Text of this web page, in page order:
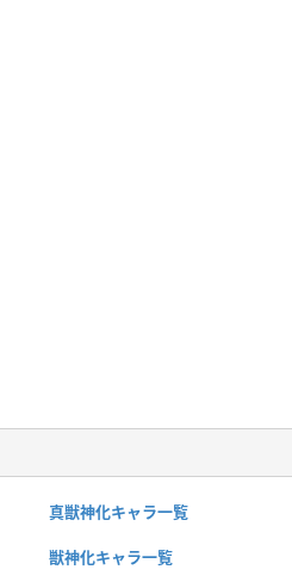
真獣神化キャラ一覧
獣神化キャラ一覧